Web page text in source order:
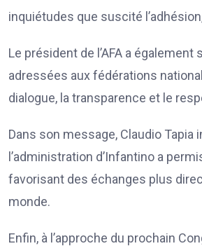
inquiétudes que suscité
Le président de l’AFA a
adressées aux fédérations
dialogue, la transparence et le
Dans son message, Claudio
l’administration d’Infantino a
favorisant des échanges plus
monde.
Enfin, à l’approche du prochain